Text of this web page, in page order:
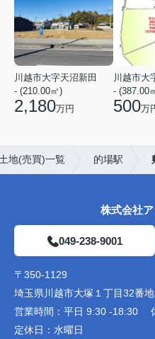
川越市大字天沼新田
- (210.00㎡)
2,180万円
川越市大
- (387.00
500万
地(売買)一覧 的場駅
株式会社
049-238-9001
〒350-1129
埼玉県川越市大塚１丁目32番
営業時間： 平日 9:30 -18:30
定休日： 水曜日